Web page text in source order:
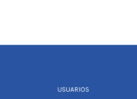
USUARIOS